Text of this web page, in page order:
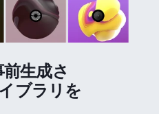
生成さ
ブラリを